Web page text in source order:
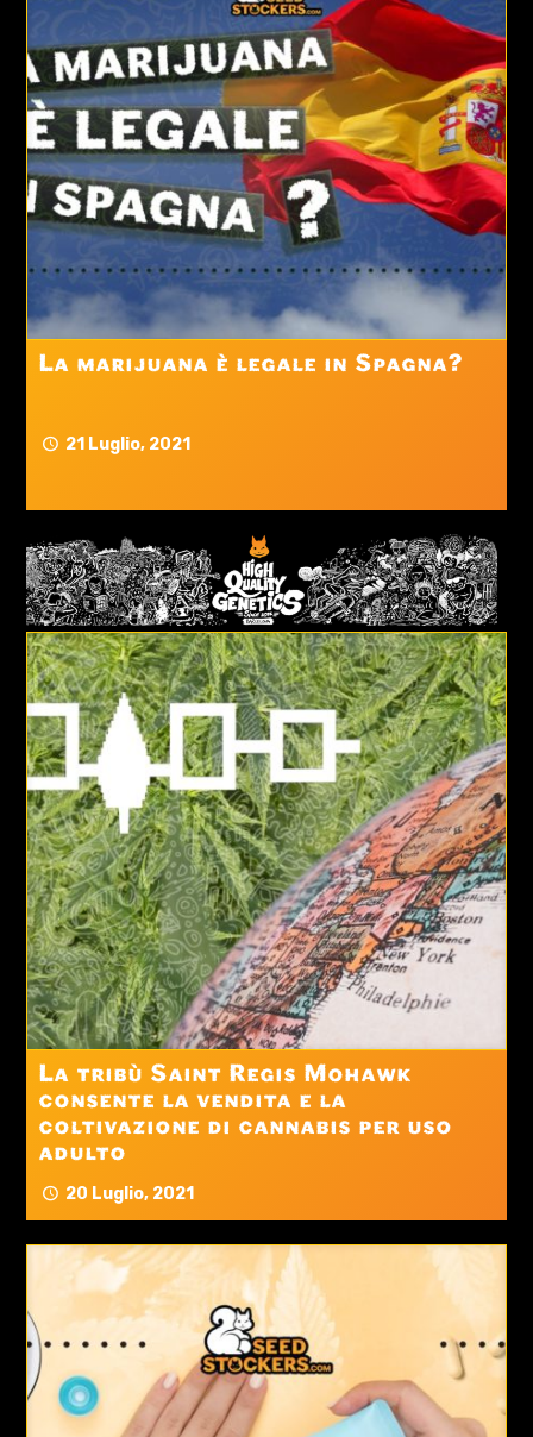
21 Luglio, 2021
La marijuana è legale in Spagna?
20 Luglio, 2021
La tribù Saint Regis Mohawk
consente la vendita e la
coltivazione di cannabis per uso
adulto